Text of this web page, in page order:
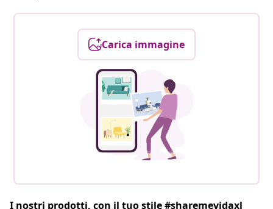
Carica immagine
I nostri prodotti, con il tuo stile #sharemevidaxl